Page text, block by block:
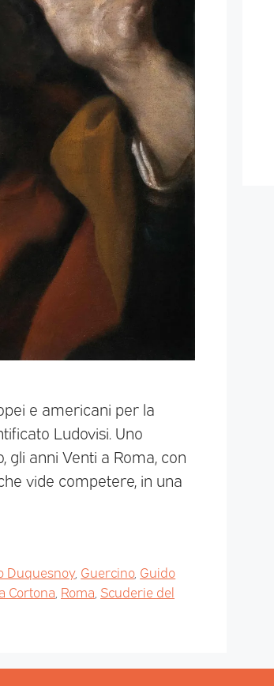
e americani per la
Ludovisi. Uno
anni Venti a Roma, con
vide competere, in una
Duquesnoy, Guercino, Guido
Cortona Roma Scuderie del